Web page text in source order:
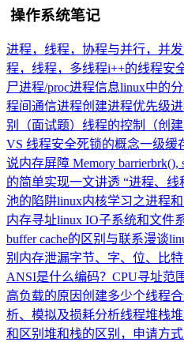
操作系统笔记
进程，线程，协程与并行，并发
程，线程，多线程i++的线程安
尸进程/proc进程信息linux中的
程间通信进程创建进程优先级
别（面试题） 线程的控制（创
VS 线程安全死锁的概念一级缓
说内存屏障 Memory barrierbrk(),
的简单实现一文讲透 “进程、线
池的陷阱linux内核学习之进程
内存寻址linux IO子系统和文件
buffer cache的区别与联系漫谈
别 内存泄漏字节、字、位、比
ANSI是什么编码？ CPU寻址范
高负载的原因创建多少个线程
析、模拟及损耗分析线程堆栈
和区别 堆和栈的区别，申请方